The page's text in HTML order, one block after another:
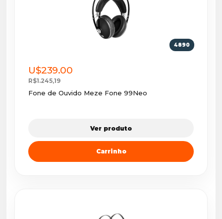
4890
U$239.00
R$1.245,19
Fone de Ouvido Meze Fone 99Neo
Ver produto
Carrinho